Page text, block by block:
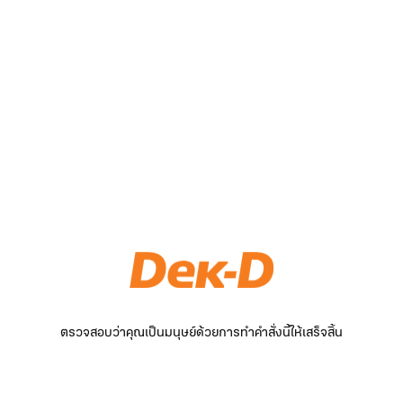
ตรวจสอบว่าคุณเป็นมนุษย์ด้วยการทำคำสั่งนี้ให้เสร็จสิ้น